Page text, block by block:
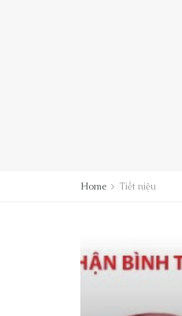
Home Tiết niệu